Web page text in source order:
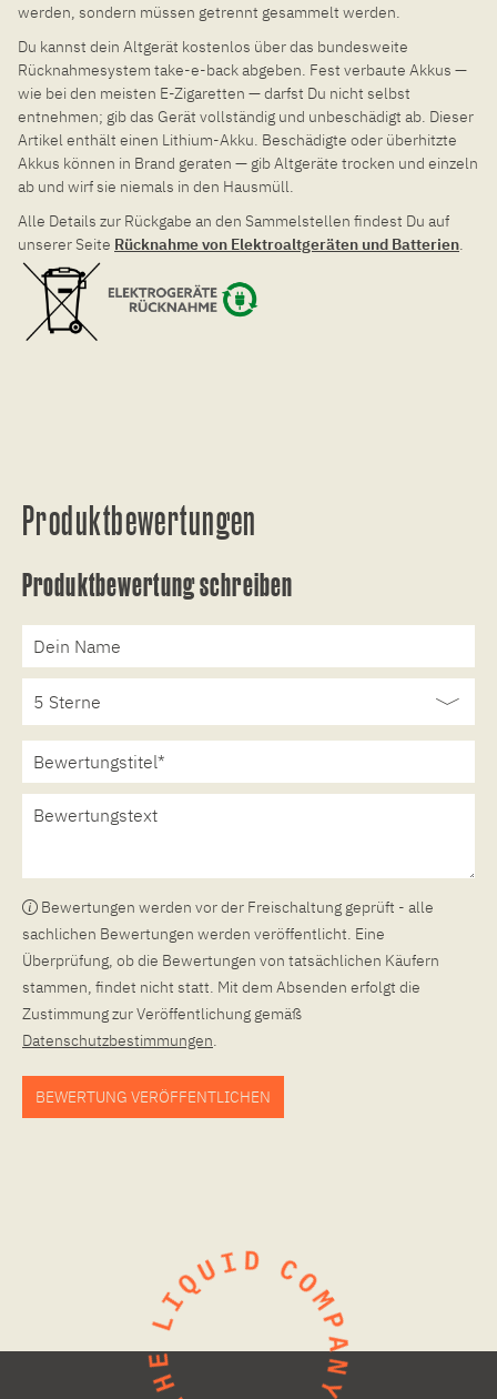
werden, sondern müssen getrennt gesammelt werden.
Du kannst dein Altgerät kostenlos über das bundesweite
Rücknahmesystem take-e-back abgeben. Fest verbaute Akkus —
wie bei den meisten E-Zigaretten — darfst Du nicht selbst
entnehmen; gib das Gerät vollständig und unbeschädigt ab. Dieser
Artikel enthält einen Lithium-Akku. Beschädigte oder überhitzte
Akkus können in Brand geraten — gib Altgeräte trocken und einzeln
ab und wirf sie niemals in den Hausmüll.
Alle Details zur Rückgabe an den Sammelstellen findest Du auf
unserer Seite Rücknahme von Elektroaltgeräten und Batterien.
Produktbewertungen
Produktbewertung schreiben
Bewertungen werden vor der Freischaltung geprüft - alle
sachlichen Bewertungen werden veröffentlicht. Eine
Überprüfung, ob die Bewertungen von tatsächlichen Käufern
stammen, findet nicht statt. Mit dem Absenden erfolgt die
Zustimmung zur Veröffentlichung gemäß
Datenschutzbestimmungen.
BEWERTUNG VERÖFFENTLICHEN